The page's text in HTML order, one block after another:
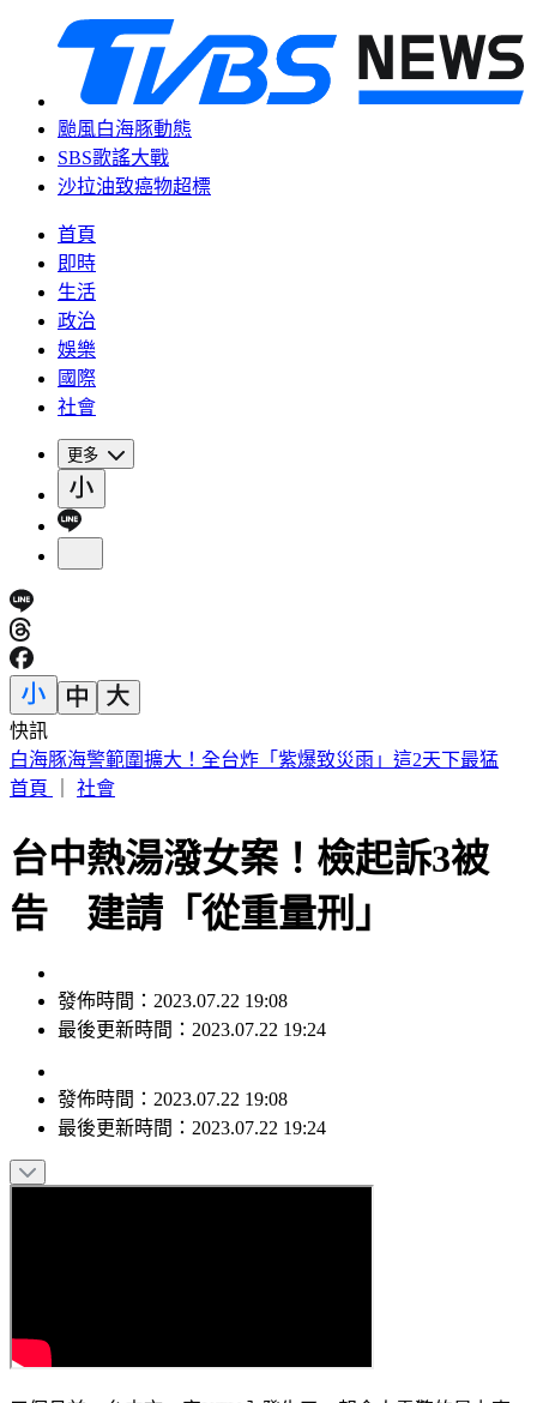
颱風白海豚動態
SBS歌謠大戰
沙拉油致癌物超標
首頁
即時
生活
政治
娛樂
國際
社會
更多
快訊
北市第3波油品抽驗！「2苦茶油」苯駢芘超標 已全面預防性
下架
台中熱湯潑女案！檢起訴3被
告 建請「從重量刑」
發佈時間：2023.07.22 19:08
發佈時間：2023.07.22 19:08